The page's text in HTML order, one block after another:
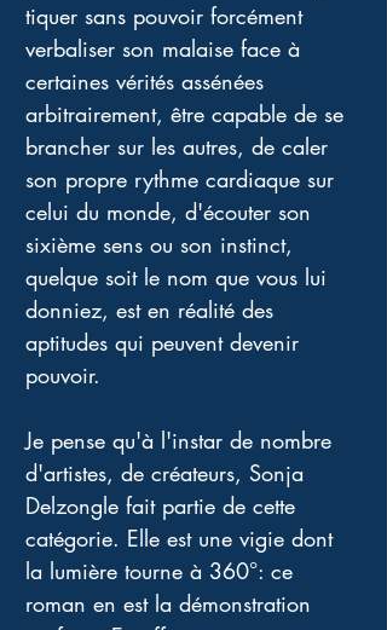
tiquer sans pouvoir forcément
verbaliser son malaise face à
certaines vérités assénées
arbitrairement, être capable de se
brancher sur les autres, de caler
son propre rythme cardiaque sur
celui du monde, d'écouter son
sixième sens ou son instinct,
quelque soit le nom que vous lui
donniez, est en réalité des
aptitudes qui peuvent devenir
pouvoir.
Je pense qu'à l'instar de nombre
d'artistes, de créateurs, Sonja
Delzongle fait partie de cette
catégorie. Elle est une vigie dont
la lumière tourne à 360°: ce
roman en est la démonstration